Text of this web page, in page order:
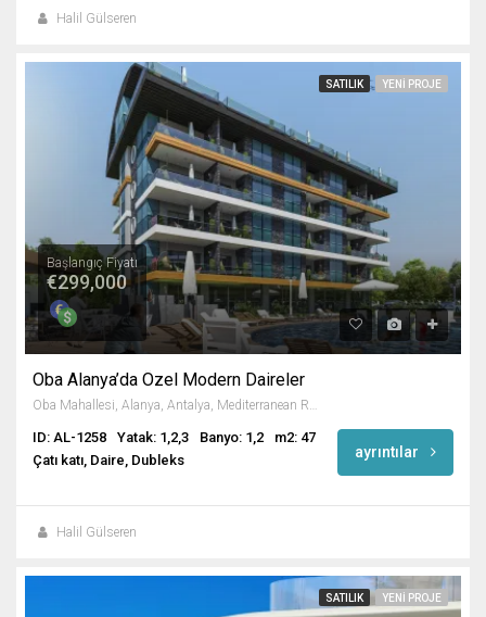
Halil Gülseren
SATILIK YENI PROJE
Başlangıç Fiyatı
€299,000
Oba Alanya’da Özel Modern Daireler
Oba Mahallesi, Alanya, Antalya, Mediterranean Region, 07469, Turkey
ID: AL-1258 Yatak: 1,2,3 Banyo: 1,2
m2: 47
Çatı katı, Daire, Dubleks
ayrıntılar
Halil Gülseren
SATILIK YENI PROJE